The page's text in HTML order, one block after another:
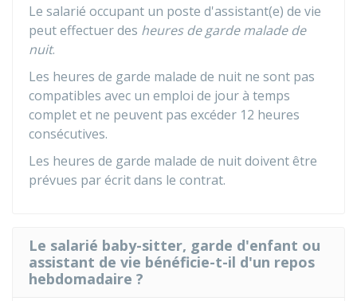
Le salarié occupant un poste d'assistant(e) de vie
peut effectuer des heures de garde malade de
nuit.
Les heures de garde malade de nuit ne sont pas
compatibles avec un emploi de jour à temps
complet et ne peuvent pas excéder 12 heures
consécutives.
Les heures de garde malade de nuit doivent être
prévues par écrit dans le contrat.
Le salarié baby-sitter, garde d'enfant ou
assistant de vie bénéficie-t-il d'un repos
hebdomadaire ?